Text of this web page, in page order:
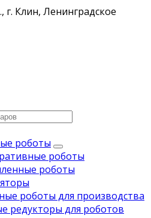
г. Клин, Ленинградское
роботы
роботы
роботы
роботы для производства
редукторы для роботов